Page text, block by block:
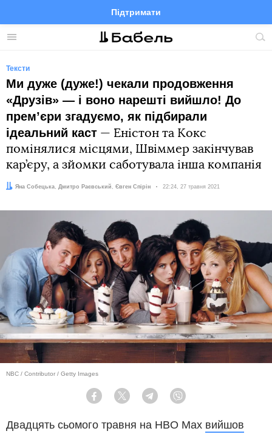
Меню
Підтримати
FacebookTelegramTwitter
Тексти
Ми дуже (дуже!) чекали продовження
«Друзів» — і воно нарешті вийшло! До
прем’єри згадуємо, як підбирали
ідеальний каст — Еністон та Кокс
помінялися місцями, Швіммер закінчував
кар’єру, а зйомки саботувала інша компанія
Автор:
Яна Собецька
Редактори: Дмитро Раєвський , Євген Спірін Дата:
22:24, 27 травня 2021
NBC / Contributor / Getty Images
Facebook Twitter Telegram
Двадцять сьомого травня на HBO Max вийшов